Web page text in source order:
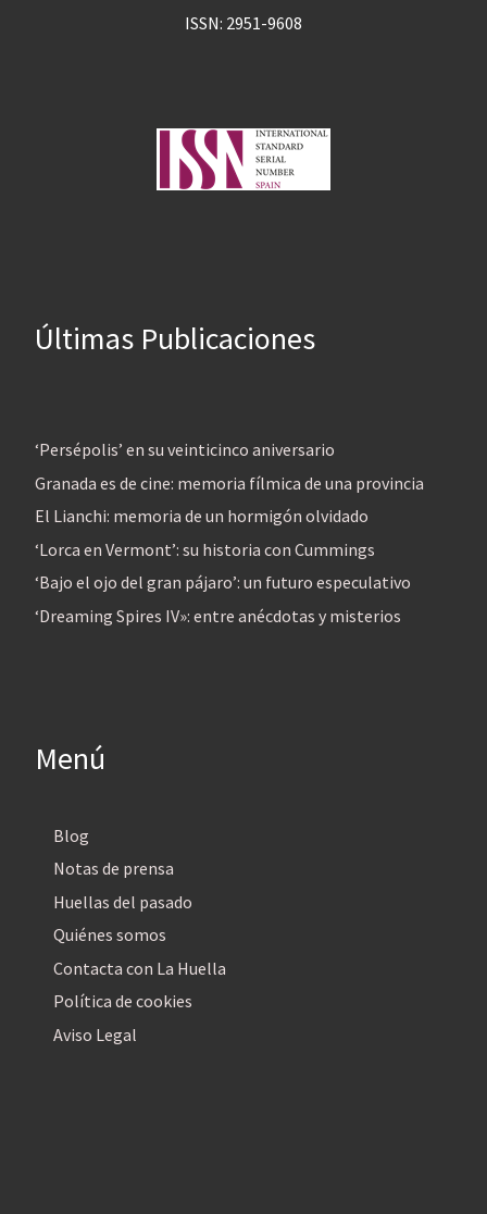
ISSN: 2951-9608
Últimas Publicaciones
‘Persépolis’ en su veinticinco aniversario
Granada es de cine: memoria fílmica de una provincia
El Lianchi: memoria de un hormigón olvidado
‘Lorca en Vermont’: su historia con Cummings
‘Bajo el ojo del gran pájaro’: un futuro especulativo
‘Dreaming Spires IV»: entre anécdotas y misterios
Menú
Blog
Notas de prensa
Huellas del pasado
Quiénes somos
Contacta con La Huella
Política de cookies
Aviso Legal